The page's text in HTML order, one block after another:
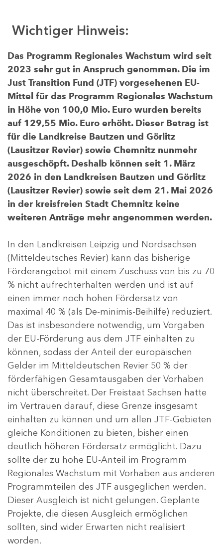
Wichtiger Hinweis:
Das Programm Regionales Wachstum wird seit
2023 sehr gut in Anspruch genommen. Die im
Just Transition Fund (JTF) vorgesehenen EU-
Mittel für das Programm Regionales Wachstum
in Höhe von 100,0 Mio. Euro wurden bereits
auf 129,55 Mio. Euro erhöht. Dieser Betrag ist
für die Landkreise Bautzen und Görlitz
(Lausitzer Revier) sowie Chemnitz nunmehr
ausgeschöpft. Deshalb können seit 1. März
2026 in den Landkreisen Bautzen und Görlitz
(Lausitzer Revier) sowie seit dem 21. Mai 2026
in der kreisfreien Stadt Chemnitz keine
weiteren Anträge mehr angenommen werden.
In den Landkreisen Leipzig und Nordsachsen
(Mitteldeutsches Revier) kann das bisherige
Förderangebot mit einem Zuschuss von bis zu 70
% nicht aufrechterhalten werden und ist auf
einen immer noch hohen Fördersatz von
maximal 40 % (als De-minimis-Beihilfe) reduziert.
Das ist insbesondere notwendig, um Vorgaben
der EU-Förderung aus dem JTF einhalten zu
können, sodass der Anteil der europäischen
Gelder im Mitteldeutschen Revier 50 % der
förderfähigen Gesamtausgaben der Vorhaben
nicht überschreitet. Der Freistaat Sachsen hatte
im Vertrauen darauf, diese Grenze insgesamt
einhalten zu können und um allen JTF-Gebieten
gleiche Konditionen zu bieten, bisher einen
deutlich höheren Fördersatz ermöglicht. Dazu
sollte der zu hohe EU-Anteil im Programm
Regionales Wachstum mit Vorhaben aus anderen
Programmteilen des JTF ausgeglichen werden.
Dieser Ausgleich ist nicht gelungen. Geplante
Projekte, die diesen Ausgleich ermöglichen
sollten, sind wider Erwarten nicht realisiert
worden.